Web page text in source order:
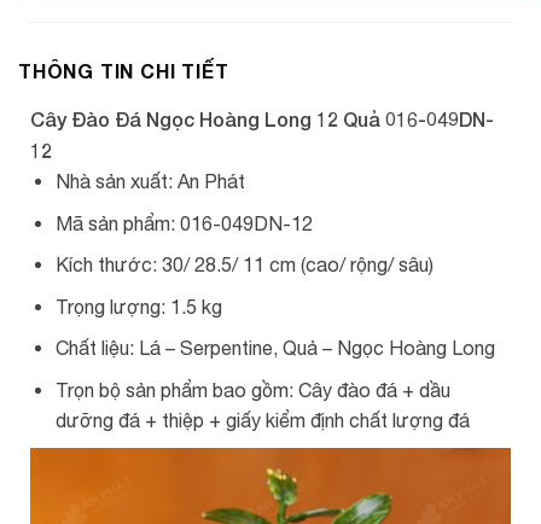
THÔNG TIN CHI TIẾT
Cây Đào Đá Ngọc Hoàng Long 12 Quả 016-049DN-
12
Nhà sản xuất: An Phát
Mã sản phẩm: 016-049DN-12
Kích thước: 30/ 28.5/ 11 cm (cao/ rộng/ sâu)
Trọng lượng: 1.5 kg
Chất liệu: Lá – Serpentine, Quả – Ngọc Hoàng Long
Trọn bộ sản phẩm bao gồm: Cây đào đá + dầu
dưỡng đá + thiệp + giấy kiểm định chất lượng đá